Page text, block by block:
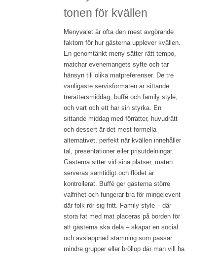
tonen för kvällen
Menyvalet är ofta den mest avgörande
faktorn för hur gästerna upplever kvällen.
En genomtänkt meny sätter rätt tempo,
matchar evenemangets syfte och tar
hänsyn till olika matpreferenser. De tre
vanligaste servisformaten är sittande
trerättersmiddag, buffé och family style,
och vart och ett har sin styrka. En
sittande middag med förrätter, huvudrätt
och dessert är det mest formella
alternativet, perfekt när kvällen innehåller
tal, presentationer eller prisutdelningar.
Gästerna sitter vid sina platser, maten
serveras samtidigt och flödet är
kontrollerat. Buffé ger gästerna större
valfrihet och fungerar bra för mingelevent
där folk rör sig fritt. Family style – där
stora fat med mat placeras på borden för
att gästerna ska dela – skapar en social
och avslappnad stämning som passar
mindre grupper eller bröllop där man vill ha